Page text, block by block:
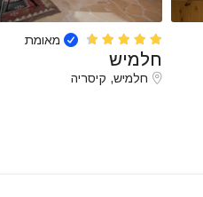
מאומת
חלמיש
חלמיש, קיסריה